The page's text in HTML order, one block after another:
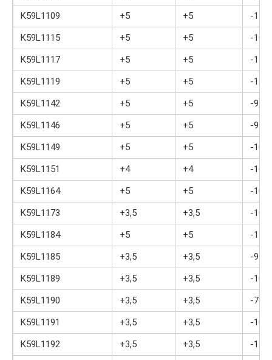
K59L1109
+5 +5
-11
K59L1115
+5 +5
-10
K59L1117
+5 +5
-15
K59L1119
+5 +5
-12
K59L1142
+5 +5
-9
K59L1146
+5 +5
-9
K59L1149
+5 +5
-10
K59L1151
+4 +4
-16
K59L1164
+5 +5
-10
K59L1173
+3,5 +3,5
-10
K59L1184
+5 +5
-15,5
K59L1185
+3,5 +3,5
-9
K59L1189
+3,5 +3,5
-10
K59L1190
+3,5 +3,5
-7
K59L1191
+3,5 +3,5
-10
K59L1192
+3,5 +3,5
-12